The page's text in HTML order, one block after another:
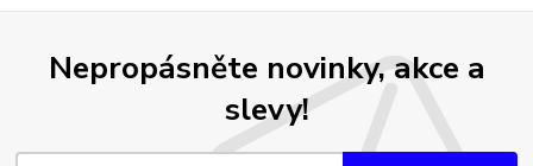
Nepropásněte novinky, akce a
slevy!